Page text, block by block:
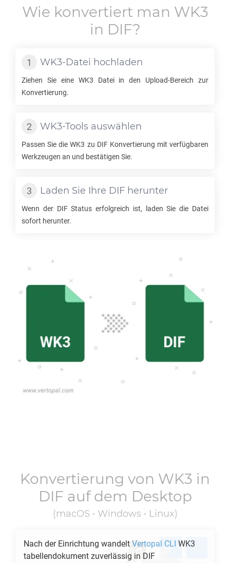
Wie konvertiert man WK3
in DIF?
WK3-Datei hochladen
Ziehen Sie eine WK3 Datei in den Upload-Bereich zur
Konvertierung.
WK3-Tools auswählen
Passen Sie dieWK3 zu DIFKonvertierung mit verfügbaren
Werkzeugen an und bestätigen Sie.
Laden Sie Ihre DIF herunter
Wenn der DIFStatus erfolgreich ist, laden Sie die Datei
sofort herunter.
Konvertierung von WK3 in
DIF auf dem Desktop
(macOS • Windows • Linux)
Nach der Einrichtung wandelt Vertopal CLI WK3
tabellendokument zuverlässig in DIF